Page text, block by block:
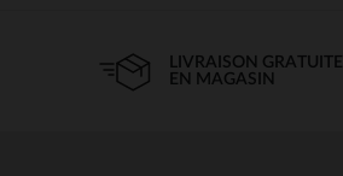
LIVRAISON GRATUITE
EN MAGASIN